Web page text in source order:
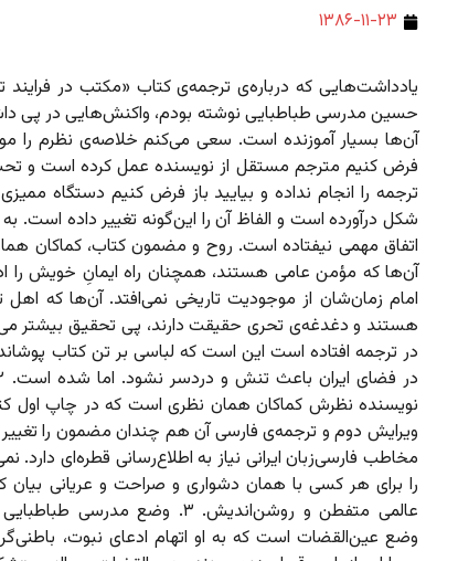
۱۳۸۶-۱۱-۲۳
یادداشت‌هایی که درباره‌ی ترجمه‌ی کتاب «مکتب در فرایند
حسین مدرسی طباطبایی نوشته بودم، واکنش‌هایی در پی
فرض کنیم مترجم مستقل از نویسنده عمل کرده است و
ترجمه را انجام نداده و بیایید باز فرض کنیم دستگاه
شکل درآورده است و الفاظ آن را این‌گونه تغییر داده است.
اتفاق مهمی نیفتاده است. روح و مضمون کتاب، کماکان
آن‌ها که مؤمن عامی هستند، همچنان راه ایمانِ خویش را
امام زمان‌شان از موجودیت تاریخی نمی‌افتد. آن‌ها که
هستند و دغدغه‌ی تحری حقیقت دارند، پی تحقیق بیشتر
در ترجمه افتاده است این است که لباسی بر تن کتاب
نویسنده نظرش کماکان همان نظری است که در چاپ اول
ویرایش دوم و ترجمه‌ی فارسی آن هم چندان مضمون را تغییر
مخاطب فارسی‌زبان ایرانی نیاز به اطلاع‌رسانی قطره‌ای
را برای هر کسی با همان دشواری و صراحت و عریانی بیان
عالمی متفطن و روشن‌اندیش. ۳. وضع
وضع عین‌القضات است که به او اتهام ادعای نبوت،